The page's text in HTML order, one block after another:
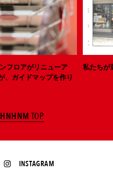
フロアがリニューア
ガイドマップを作り
私たちが
TOP
INSTAGRAM